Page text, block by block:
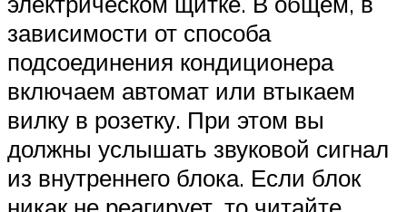
зависимости от способа
подсоединения кондиционера
включаем автомат или втыкаем
вилку в розетку. При этом вы
должны услышать звуковой сигнал
из внутреннего блока. Если блок